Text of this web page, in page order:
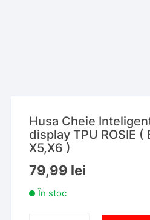
Husa Cheie
display TPU ROSIE (
X5,X6 )
79,99 lei
În stoc